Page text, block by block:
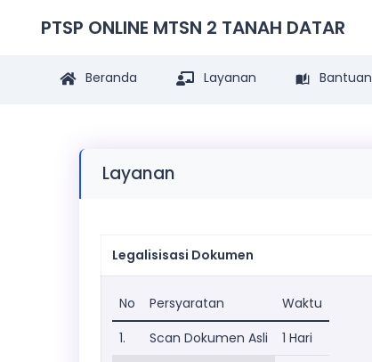
PTSP ONLINE MTSN 2 TANAH DATAR
Beranda Layanan Bantuan
Layanan
Legalisisasi Dokumen
No Persyaratan
Waktu
1.
Scan Dokumen Asli
1 Hari